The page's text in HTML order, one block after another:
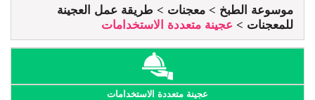
موسوعة الطبخ معجنات
طريقة عمل العجينة
للمعجنات
عجينة متعددة الاستخدامات
عجينة متعددة الاستخدامات